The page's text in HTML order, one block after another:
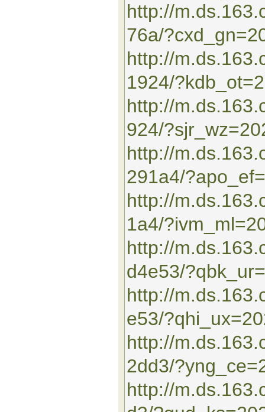
http://
76a/
http://
1924/
http://
924/
http://
291a4/
http://
1a4/
http://
d4e53/
http://
e53/
http://
2dd3/
http://